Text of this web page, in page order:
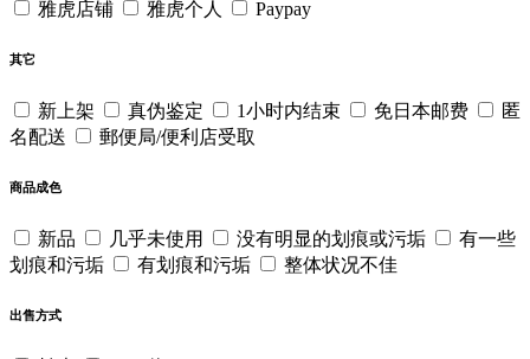
雅虎店铺 雅虎个人 Paypay
其它
新上架 真伪鉴定 1小时内结束 免日本邮费
匿
名配送
郵便局/便利店受取
商品成色
新品 几乎未使用 没有明显的划痕或污垢
有一些
划痕和污垢
有划痕和污垢 整体状况不佳
出售方式